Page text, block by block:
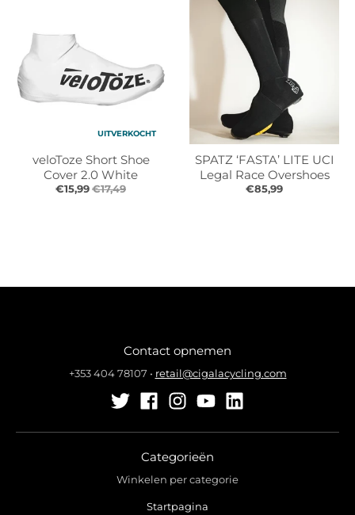
UITVERKOCHT
veloToze Short Shoe
Cover 2.0 White
€15,99€17,49
SPATZ ‘FASTA’ LITE UCI
Legal Race Overshoes
€85,99
Contact opnemen
+353 404 78107 • retail@cigalacycling.com
Categorieën
Winkelen per categorie
Startpagina